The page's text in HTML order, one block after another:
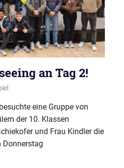
an Tag 2!
eine Gruppe von
der 10. Klassen
und Frau Kindler die
Donnerstag